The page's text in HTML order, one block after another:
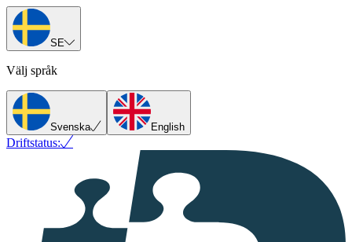
SE
Välj språk
Svenska English
Driftstatus: